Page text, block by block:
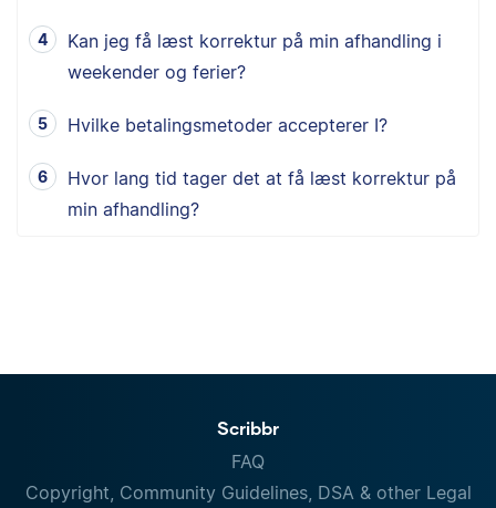
Kan jeg få læst korrektur på min afhandling i
weekender og ferier?
Hvilke betalingsmetoder accepterer I?
Hvor lang tid tager det at få læst korrektur på
min afhandling?
Scribbr
FAQ
Copyright, Community Guidelines, DSA & other Legal